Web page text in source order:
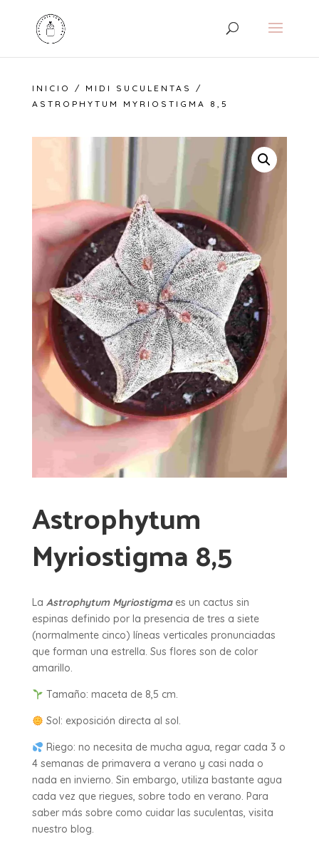
INICIO / MIDI SUCULENTAS
/
ASTROPHYTUM MYRIOSTIGMA 8,5
Astrophytum
Myriostigma 8,5
La Astrophytum Myriostigmaes un cactus sin
espinas definido por la presencia de tres a siete
(normalmente cinco) líneas verticales pronunciadas
que forman una estrella. Sus flores son de color
amarillo.
Tamaño: maceta de 8,5 cm.
Sol: exposición directa al sol.
Riego: no necesita de mucha agua, regar cada 3 o
4 semanas de primavera a verano y casi nada o
nada en invierno. Sin embargo, utiliza bastante agua
cada vez que riegues, sobre todo en verano. Para
saber más sobre como cuidar las suculentas, visita
nuestro blog.